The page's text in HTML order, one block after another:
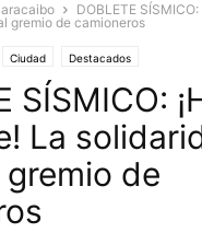
DOBLETE
gremio de camioneros
Ciudad Destacados
SÍSMICO:
La
gremio de